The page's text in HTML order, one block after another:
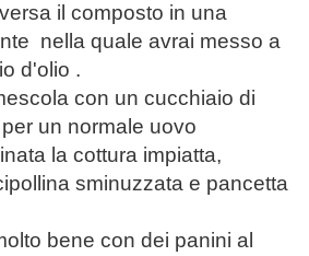
il composto in una
nella quale avrai messo a
d'olio .
con un cucchiaio di
un normale uovo
la cottura impiatta,
sminuzzata e pancetta
bene con dei panini al